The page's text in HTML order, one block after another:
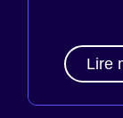
Lire